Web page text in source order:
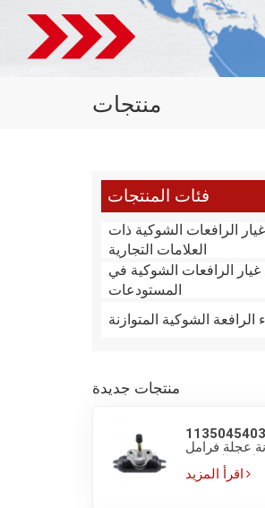
منتجات
فئات المنتجات
الرافعات الشوكية ذات
العلامات التجارية
الرافعات الشوكية في
المستودعات
الرافعة الشوكية المتوازنة
منتجات جديدة
عجلة فرامل
الوصول
LINDE R16
اقرأ المزيد